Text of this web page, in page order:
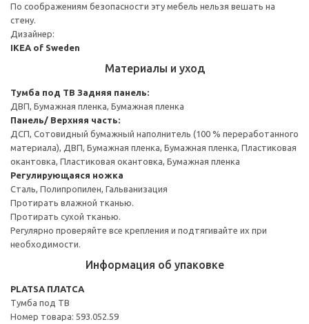
По соображениям безопасности эту мебель нельзя вешать на
стену.
Дизайнер:
IKEA of Sweden
Материалы и уход
Тумба под ТВ Задняя панель:
ДВП, Бумажная пленка, Бумажная пленка
Панель/ Верхняя часть:
ДСП, Сотовидный бумажный наполнитель (100 % переработанного
материала), ДВП, Бумажная пленка, Бумажная пленка, Пластиковая
окантовка, Пластиковая окантовка, Бумажная пленка
Регулирующаяся ножка
Сталь, Полипропилен, Гальванизация
Протирать влажной тканью.
Протирать сухой тканью.
Регулярно проверяйте все крепления и подтягивайте их при
необходимости.
Информация об упаковке
PLATSA ПЛАТСА
Тумба под ТВ
Номер товара: 593.052.59